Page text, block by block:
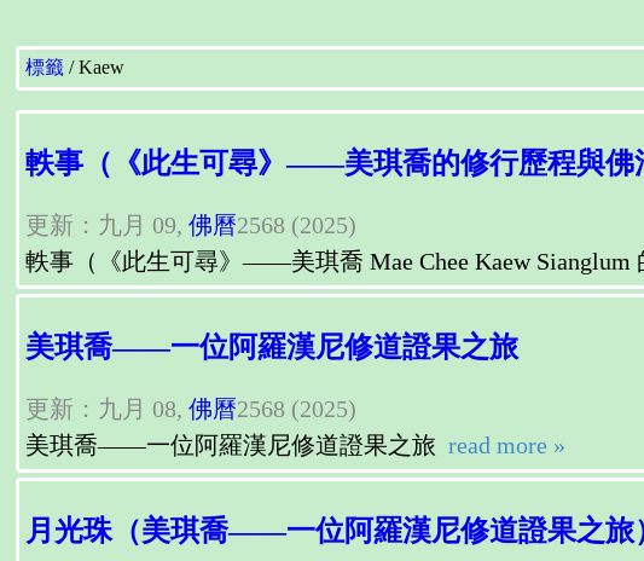
標籤 Kaew
軼事（《此生可尋》——美琪喬的修行歷程與佛
更新：九月 09, 佛曆2568 (2025)
軼事（《此生可尋》——美琪喬 Mae Chee Kaew Sianglum
美琪喬——一位阿羅漢尼修道證果之旅
更新：九月 08, 佛曆2568 (2025)
美琪喬——一位阿羅漢尼修道證果之旅 read more »
月光珠（美琪喬——一位阿羅漢尼修道證果之旅